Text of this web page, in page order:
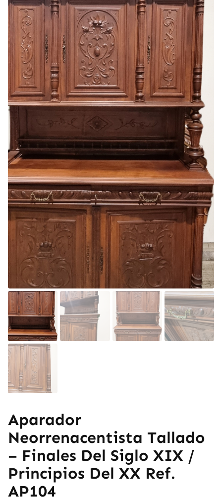
Aparador
Neorrenacentista Tallado
– Finales Del Siglo XIX /
Principios Del XX Ref.
AP104